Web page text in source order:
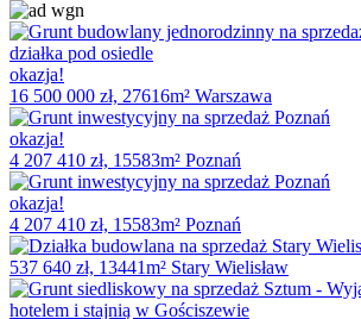
okazja!
16 500 000 zł, 27616m² Warszawa
okazja!
4 207 410 zł, 15583m² Poznań
okazja!
4 207 410 zł, 15583m² Poznań
537 640 zł, 13441m² Stary Wielisław